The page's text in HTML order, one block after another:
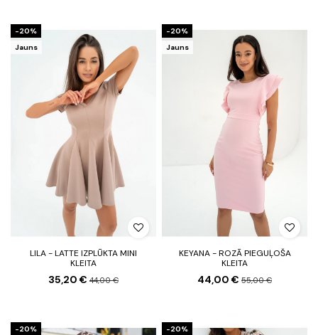
-20%
Jauns
LILA - LATTE IZPLŪKTA MINI
KLEITA
35,20 € 44,00 €
-20%
Jauns
KEYANA - ROZĀ PIEGUĻOŠA
KLEITA
44,00 € 55,00 €
-20%
-20%